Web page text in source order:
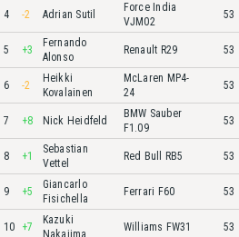
4 -2 Adrian Sutil
Force India
VJM02
53
5 +3
Fernando
Alonso
Renault R29 53
6 -2
Heikki
Kovalainen
McLaren MP4-
24
53
7 +8 Nick Heidfeld
BMW Sauber
F1.09
53
8 +1
Sebastian
Vettel
Red Bull RB5 53
9 +5
Giancarlo
Fisichella
Ferrari F60 53
10 +7
Kazuki
Nakajima
Williams FW31 53